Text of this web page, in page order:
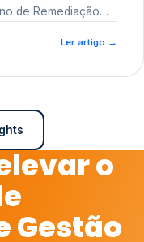
de Remediação
Ler artigo →
o
Gestão